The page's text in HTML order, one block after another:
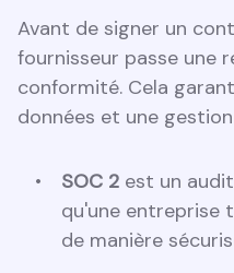
Avant de signer un
fournisseur passe une
conformité. Cela
données et une
SOC 2 est un
qu'une entreprise
de manière